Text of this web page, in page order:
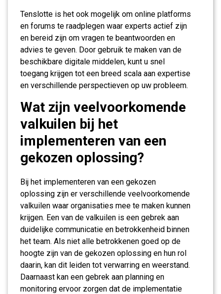
Tenslotte is het ook mogelijk om online platforms
en forums te raadplegen waar experts actief zijn
en bereid zijn om vragen te beantwoorden en
advies te geven. Door gebruik te maken van de
beschikbare digitale middelen, kunt u snel
toegang krijgen tot een breed scala aan expertise
en verschillende perspectieven op uw probleem.
Wat zijn veelvoorkomende
valkuilen bij het
implementeren van een
gekozen oplossing?
Bij het implementeren van een gekozen
oplossing zijn er verschillende veelvoorkomende
valkuilen waar organisaties mee te maken kunnen
krijgen. Een van de valkuilen is een gebrek aan
duidelijke communicatie en betrokkenheid binnen
het team. Als niet alle betrokkenen goed op de
hoogte zijn van de gekozen oplossing en hun rol
daarin, kan dit leiden tot verwarring en weerstand.
Daarnaast kan een gebrek aan planning en
monitoring ervoor zorgen dat de implementatie